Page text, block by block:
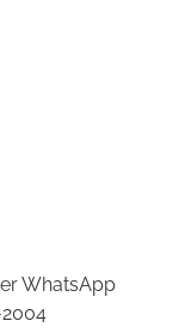
WhatsApp